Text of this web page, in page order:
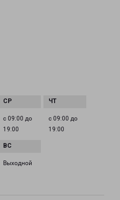
с 09:00 до
19:00
с 09:00 до
19:00
Выходной